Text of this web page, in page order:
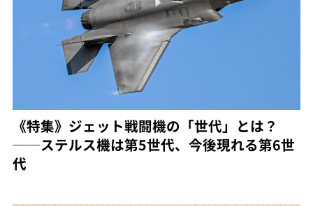
《特集》ジェット戦闘機の「世代」とは？
──ステルス機は第5世代、今後現れる第6世
代